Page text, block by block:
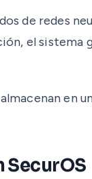
de redes
el
en
SecurOS